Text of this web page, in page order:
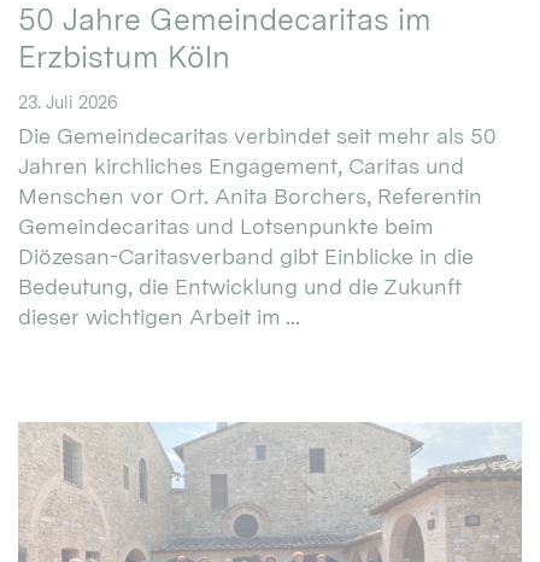
50 Jahre Gemeindecaritas im
Erzbistum Köln
23. Juli 2026
Die Gemeindecaritas verbindet seit mehr als 50
Jahren kirchliches Engagement, Caritas und
Menschen vor Ort. Anita Borchers, Referentin
Gemeindecaritas und Lotsenpunkte beim
Diözesan-Caritasverband gibt Einblicke in die
Bedeutung, die Entwicklung und die Zukunft
dieser wichtigen Arbeit im ...